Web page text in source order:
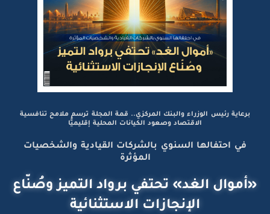
برعاية رئيس الوزراء والبنك المركزي.. قمة المجلة ترسم ملامح تنافسية
الاقتصاد وصعود الكيانات المحلية إقليميًّا
في احتفالها السنوي بالشركات القيادية والشخصيات
المؤثرة
«أموال الغد» تحتفي برواد التميز وصُنّاع
الإنجازات الاستثنائية